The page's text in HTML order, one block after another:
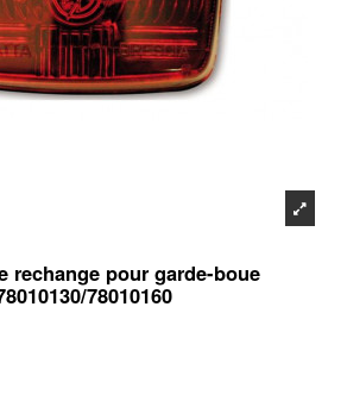
rechange pour garde-boue
78010160